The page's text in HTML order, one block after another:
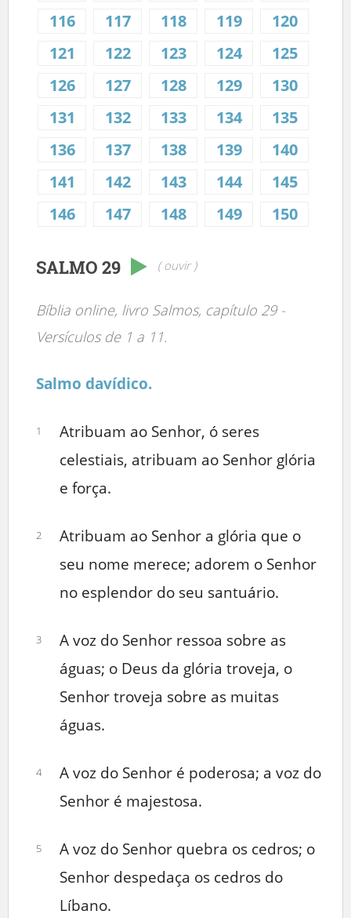
116
117 118 119
120
121
122 123 124
125
126
127 128 129
130
131
132 133 134
135
136
137 138 139
140
141
142 143 144
145
146
147 148 149 150
SALMO 29 ( ouvir )
Bíblia online, livro Salmos, capítulo 29 -
Versículos de 1 a 11.
Salmo davídico.
1
Atribuam ao Senhor, ó seres
celestiais, atribuam ao Senhor glória
e força.
2
Atribuam ao Senhor a glória que o
seu nome merece; adorem o Senhor
no esplendor do seu santuário.
3
A voz do Senhor ressoa sobre as
águas; o Deus da glória troveja, o
Senhor troveja sobre as muitas
águas.
4
A voz do Senhor é poderosa; a voz do
Senhor é majestosa.
5
A voz do Senhor quebra os cedros; o
Senhor despedaça os cedros do
Líbano.